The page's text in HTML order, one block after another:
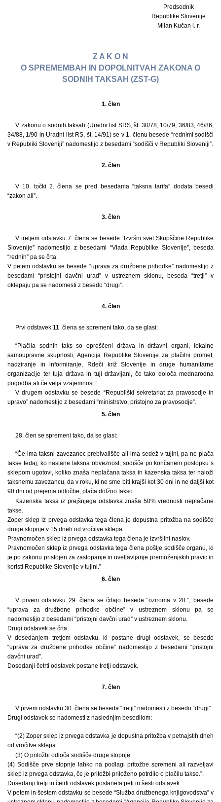
Predsednik
Republike Slovenije
Milan Kučan l. r.
Z A K O N
O SPREMEMBAH IN DOPOLNITVAH ZAKONA O
SODNIH TAKSAH (ZST-G)
1. člen
V zakonu o sodnih taksah (Uradni list SRS, št. 30/78, 10/79, 36/83, 46/86,
34/88, 1/90 in Uradni list RS, št. 14/91) se v 1. členu besede “rednimi sodišči
v Republiki Sloveniji” nadomestijo z besedami “sodišči v Republiki Sloveniji”.
2. člen
V 10. točki 2. člena se pred besedama “taksna tarifa” dodata besedi
“zakon ali”.
3. člen
V tretjem odstavku 7. člena se besede “Izvršni svet Skupščine Republike
Slovenije” nadomestijo z besedami “Vlada Republike Slovenije”, beseda
“rednih” pa se črta.
V petem odstavku se besede “uprava za družbene prihodke” nadomestijo z
besedami “pristojni davčni urad” v ustreznem sklonu, beseda “tretji” v
oklepaju pa se nadomesti z besedo “drugi”.
4. člen
Prvi odstavek 11. člena se spremeni tako, da se glasi:
“Plačila sodnih taks so oproščeni država in državni organi, lokalne
samoupravne skupnosti, Agencija Republike Slovenije za plačilni promet,
nadziranje in informiranje, Rdeči križ Slovenije in druge humanitarne
organizacije ter tuja država in tuji državljani, če tako določa mednarodna
pogodba ali če velja vzajemnost.”
V drugem odstavku se besede “Republiški sekretariat za pravosodje in
upravo” nadomestijo z besedami “ministrstvo, pristojno za pravosodje”.
5. člen
28. člen se spremeni tako, da se glasi:
“Če ima taksni zavezanec prebivališče ali ima sedež v tujini, pa ne plača
takse tedaj, ko nastane taksna obveznost, sodišče po končanem postopku s
sklepom ugotovi, koliko znaša neplačana taksa in kazenska taksa ter naloži
taksnemu zavezancu, da v roku, ki ne sme biti krajši kot 30 dni in ne daljši kot
90 dni od prejema odločbe, plača dolžno takso.
Kazenska taksa iz prejšnjega odstavka znaša 50% vrednosti neplačane
takse.
Zoper sklep iz prvega odstavka tega člena je dopustna pritožba na sodišče
druge stopnje v 15 dneh od vročitve sklepa.
Pravnomočen sklep iz prvega odstavka tega člena je izvršilni naslov.
Pravnomočen sklep iz prvega odstavka tega člena pošlje sodišče organu, ki
je po zakonu pristojen za zastopanje in uveljavljanje premoženjskih pravic in
koristi Republike Slovenije v tujini.”
6. člen
V prvem odstavku 29. člena se črtajo besede “oziroma v 28.”, besede
“uprava za družbene prihodke občine” v ustreznem sklonu pa se
nadomestijo z besedami “pristojni davčni urad” v ustreznem sklonu.
Drugi odstavek se črta.
V dosedanjem tretjem odstavku, ki postane drugi odstavek, se besede
“uprava za družbene prihodke občine” nadomestijo z besedami “pristojni
davčni urad”.
Dosedanji četrti odstavek postane tretji odstavek.
7. člen
V prvem odstavku 30. člena se beseda “tretji” nadomesti z besedo “drugi”.
Drugi odstavek se nadomesti z naslednjim besedilom:
“(2) Zoper sklep iz prvega odstavka je dopustna pritožba v petnajstih dneh
od vročitve sklepa.
(3) O pritožbi odloča sodišče druge stopnje.
(4) Sodišče prve stopnje lahko na podlagi pritožbe spremeni ali razveljavi
sklep iz prvega odstavka, če je pritožbi priloženo potrdilo o plačilu takse.”.
Dosedanji tretji in četrti odstavek postaneta peti in šesti odstavek.
V petem in šestem odstavku se besede “Služba družbenega knjigovodstva” v